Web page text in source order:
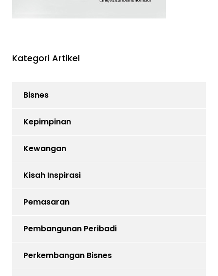
Kategori Artikel
Bisnes
Kepimpinan
Kewangan
Kisah Inspirasi
Pemasaran
Pembangunan Peribadi
Perkembangan Bisnes